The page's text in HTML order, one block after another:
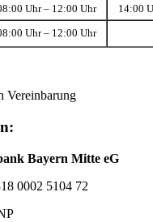
Uhr – 12:00 Uhr 14:00
Uhr – 12:00 Uhr
Vereinbarung
Bayern Mitte eG
0002 5104 72